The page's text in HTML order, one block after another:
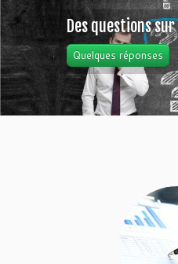
Des questions sur
Quelques réponses